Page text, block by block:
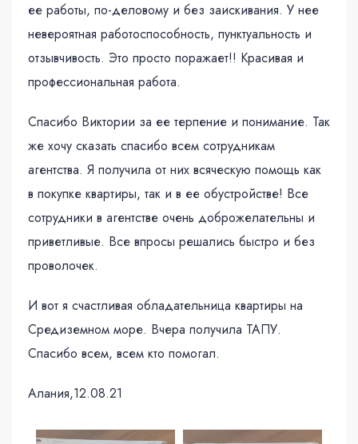
ее работы, по-деловому и без заискивания. У нее
невероятная работоспособность, пунктуальность и
отзывчивость. Это просто поражает!! Красивая и
профессиональная работа.
Спасибо Виктории за ее терпение и понимание. Так
же хочу сказать спасибо всем сотрудникам
агентства. Я получила от них всяческую помощь как
в покупке квартиры, так и в ее обустройстве! Все
сотрудники в агентстве очень доброжелательны и
приветливые. Все впросы решались быстро и без
проволочек.
И вот я счастливая обладательница квартиры на
Средиземном море. Вчера получила ТАПУ.
Спасибо всем, всем кто помогал.
Алания,12.08.21